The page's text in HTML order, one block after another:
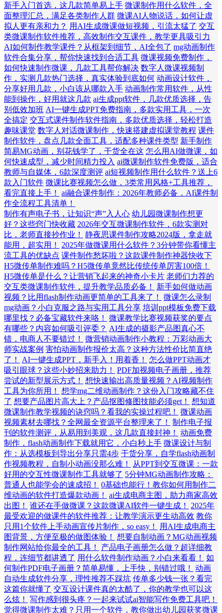
新手入门首选，这几款简单易上手 微课制作用什么软件，全
面整理汇总，满足各类制作人群 微课AI人物说话，如何让虚
拟人更有亲和力？ 用AI生成微课做短视频，引流太猛了 交互
类微课制作软件推荐，高效制作交互课件，教学更具吸引力
AI如何制作教学课件？从框架到细节，AI全包了 mg动画制作
软件合集分享，帮你快速找到合适工具 微课视频免费制作，
如何快速制作微课，几款工具帮你解决 数字人微课视频制
作，实测几款热门选择，真实体验到底如何 动画设计软件，
分享好用几款，小白该从哪款入手 动画制作常用软件，从性
能到操作，好用就这几款 ai生成ppt软件，几款优质选择，告
别低效加班 AI一键生成PPT免费指南，多款实用工具，一次
全搞定 交互式课件制作软件指南，多款优质选择，轻松打造
趣味课堂 数字人对话微课制作，快速搭建虚拟课堂教程 课件
制作软件，盘点几款全面工具，适配多种课件类型 新手制作
简易MG动画，别花钱学了，干货全在这 怎么用AI做微课，如
何快速成型，减少时间精力投入 ai微课制作软件免费版，适合
教师与自媒体，6款深度测评 ai短视频制作用什么软件？送上6
款入门软件 微课比赛视频怎么做，3类常用风格+工具推荐，
看完直接上手！
ai融合课件制作：2026年教师必备，AI课件制
作全流程工具清单！
制作有声电子书，让知识“声”入人心 幼儿园微课制作想更
好？这些窍门快收藏 2026年交互微课制作软件，6款实测对
比，老师直接抄作业！
静夜思课件制作攻略2024版，拿走就
能用，超实用！
2025年做微课用什么软件？3分钟带你看懂主
流工具的优缺点 课件制作愁坏啦？这款课件制作神器快收下
H5微传单制作难吗？H5微传单竟然比传统传单厉害100倍！
H5微传单是什么？让营销飞起来的神奇小卡片 老师们力荐的
交互类微课制作软件，提升教学品质必备！
新手如何做动画
视频？比用flash制作动画更简单的工具来了！
微课怎么录制
mg动画？小白克服之路与实用工具分享 培训ppt模板免费下载
哪里找？必备宝藏软件来咯！
微课教学比赛视频获奖的要点
有哪些？内容如何吸引评委？ AI生成的摄影产品图真心不
错，电商人不要错过！
微营销动画制作小教程：万彩动画大
师实战案例 害怕动画制作报价太高？这种方法性价比简直绝
了！
AI一键生成PPT，新手入！用着香！
怎么做PPT动画才
吸引眼球？这些小妙招来助力！
PDF加视频电子画册，推荐
尝试的新型展示方式！
想快速输出高质量视频？AI视频制作
工具为你所用！
想学mg二维动画制作？这份入门攻略藏不住
了 想要产品图片高大上？产品抠图修图技能必须get！
想知道
微课制作教学视频的诀窍吗？看我的实操过程吧！
微课动画
视频素材去哪找？全网最全资源平台整理来了！
制作电子报
刊的软件测评，从易用到美观，这几款直接封神！
动画免费
制作，flash动画制作下载就用它，小白秒上手 微课设计与制
作：从选模板到导出分享只需4步 干货分享，自学flash动画制
作视频教程，自制小动画没那么难！
从PPT到交互微课：一款
好用的交互性微课制作工具就够了 5分钟MG动画制作攻略：
普通人也能学会的速成招！
0基础也能行！教你如何用制作二
维动画的软件打造爆款动画！
ai生成电商主图，助力商家高效
出图！
谁还在手做微课？这款微课AI软件一键生成！
2025年
最受欢迎的做课件的软件推荐：让教学演示更生动高效 教你
只用1个软件上手动画宣传片制作，so easy！
用AI生成电商主
图背景，方便至极的做图体验！
想要自制动画？MG动画视频
制作网站给你最全的工具！
产品电子画册怎么做？超详细教
程，连细节都讲透了 用什么软件制作动画？小白来看看！
如
何制作PDF电子画册？简单易懂，上手快，别错过哦！
动画
自动生成软件分享，理性推荐不踩坑 传单多少钱一张？看完
这篇你就懂了 交互设计课件真的太酷了，你的教学也可以这
么炫！
写作感到很头疼？一起来试试ai智能写作免费工具吧！
觉得微课制作太难？只用一个软件，教你做出幼儿园获奖微课